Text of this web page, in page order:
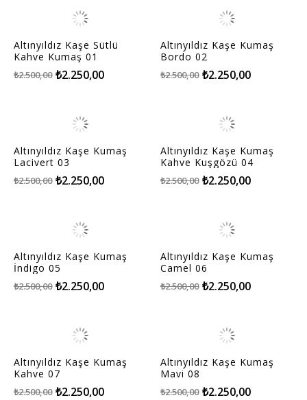
Altınyıldız Kaşe Sütlü
Kahve Kumaş 01
₺2.250,00
₺2.500,00
Altınyıldız Kaşe Kumaş
Bordo 02
₺2.250,00
₺2.500,00
Altınyıldız Kaşe Kumaş
Lacivert 03
₺2.250,00
₺2.500,00
Altınyıldız Kaşe Kumaş
Kahve Kuşgözü 04
₺2.250,00
₺2.500,00
Altınyıldız Kaşe Kumaş
İndigo 05
₺2.250,00
₺2.500,00
Altınyıldız Kaşe Kumaş
Camel 06
₺2.250,00
₺2.500,00
Altınyıldız Kaşe Kumaş
Kahve 07
₺2.250,00
₺2.500,00
Altınyıldız Kaşe Kumaş
Mavi 08
₺2.250,00
₺2.500,00